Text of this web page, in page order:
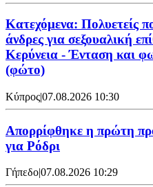
Κατεχόμενα: Πολυετείς
άνδρες για σεξουαλική
Κερύνεια - Ένταση και
(φώτο)
Κύπρος|07.08.2026 10:30
Απορρίφθηκε η πρώτη
για Ρόδρι
Γήπεδο|07.08.2026 10:29